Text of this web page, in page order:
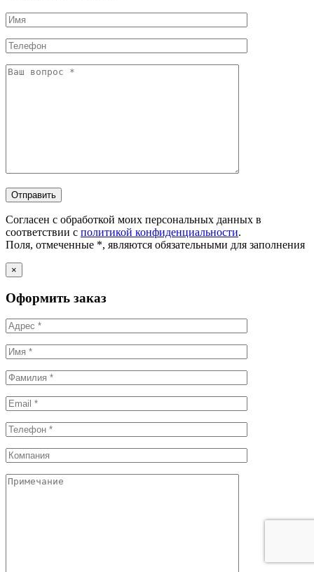
Согласен с обработкой моих персональных данных в
соответствии с политикой конфиденциальности.
Поля, отмеченные *, являются обязательными для заполнения
×
Оформить заказ